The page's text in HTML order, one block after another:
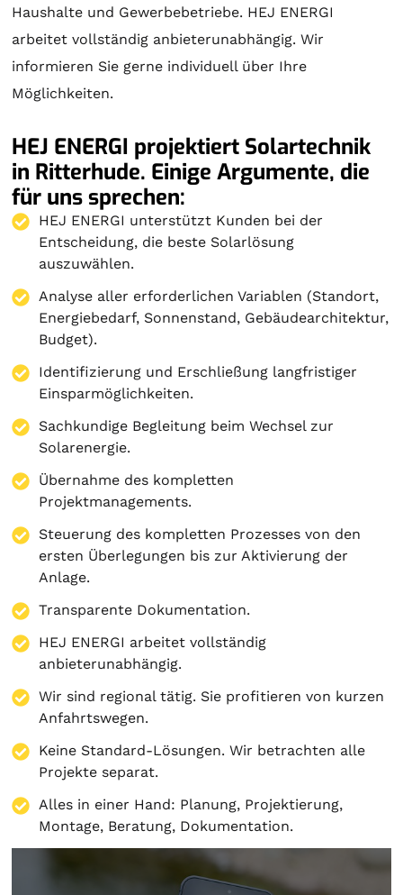
Haushalte und Gewerbebetriebe. HEJ ENERGI
arbeitet vollständig anbieterunabhängig. Wir
informieren Sie gerne individuell über Ihre
Möglichkeiten.
HEJ ENERGI projektiert Solartechnik
in Ritterhude. Einige Argumente, die
für uns sprechen:
HEJ ENERGI unterstützt Kunden bei der
Entscheidung, die beste Solarlösung
auszuwählen.
Analyse aller erforderlichen Variablen (Standort,
Energiebedarf, Sonnenstand, Gebäudearchitektur,
Budget).
Identifizierung und Erschließung langfristiger
Einsparmöglichkeiten.
Sachkundige Begleitung beim Wechsel zur
Solarenergie.
Übernahme des kompletten
Projektmanagements.
Steuerung des kompletten Prozesses von den
ersten Überlegungen bis zur Aktivierung der
Anlage.
Transparente Dokumentation.
HEJ ENERGI arbeitet vollständig
anbieterunabhängig.
Wir sind regional tätig. Sie profitieren von kurzen
Anfahrtswegen.
Keine Standard-Lösungen. Wir betrachten alle
Projekte separat.
Alles in einer Hand: Planung, Projektierung,
Montage, Beratung, Dokumentation.